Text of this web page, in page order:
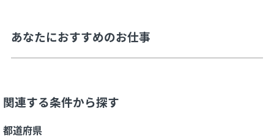
あなたにおすすめのお仕事
関連する条件から探す
都道府県